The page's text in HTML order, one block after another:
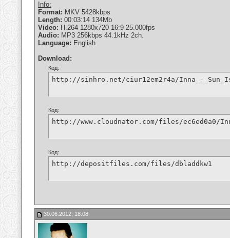
Info:
Format: MKV 5428kbps
Length: 00:03:14 134Mb
Video: H.264 1280x720 16:9 25.000fps
Audio: MP3 256kbps 44.1kHz 2ch.
Language: English
Download:
Код:
http://sinhro.net/ciur12em2r4a/Inna_-
Код:
http://www.cloudnator.com/files/ec6ed0a0/
Код:
http://depositfiles.com/files/dbladdkw1
30.06.2012, 18:08